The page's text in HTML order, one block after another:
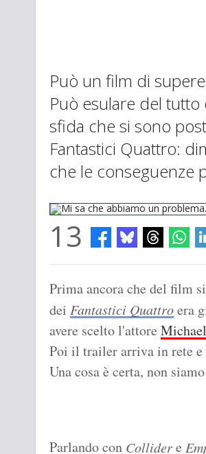
Può un film di
Può esulare del tutto
sfida che si sono
Fantastici Quattro:
che le conseguenze
13
Prima ancora che del film
dei Fantastici Quattroera
avere scelto l'attore
Poi il trailer arriva in rete
Una cosa è certa, non
Parlando con Collidere